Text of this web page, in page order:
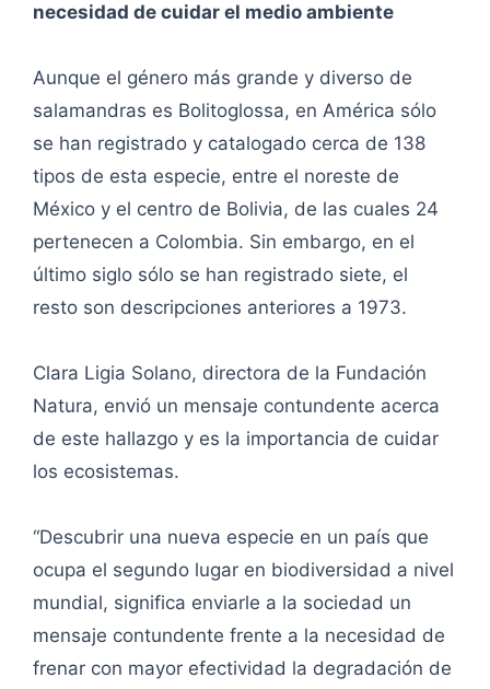
necesidad de cuidar el medio ambiente
Aunque el género más grande y diverso de
salamandras es Bolitoglossa, en América sólo
se han registrado y catalogado cerca de 138
tipos de esta especie, entre el noreste de
México y el centro de Bolivia, de las cuales 24
pertenecen a Colombia. Sin embargo, en el
último siglo sólo se han registrado siete, el
resto son descripciones anteriores a 1973.
Clara Ligia Solano, directora de la Fundación
Natura, envió un mensaje contundente acerca
de este hallazgo y es la importancia de cuidar
los ecosistemas.
“Descubrir una nueva especie en un país que
ocupa el segundo lugar en biodiversidad a nivel
mundial, significa enviarle a la sociedad un
mensaje contundente frente a la necesidad de
frenar con mayor efectividad la degradación de